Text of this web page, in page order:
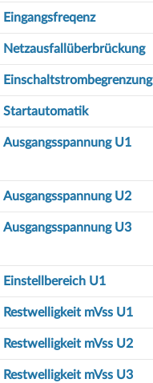
Eingangsfreqenz
Netzausfallüberbrückung
Einschaltstrombegrenzung
Startautomatik
Ausgangsspannung U1
Ausgangsspannung U2
Ausgangsspannung U3
Einstellbereich U1
Restwelligkeit mVss U1
Restwelligkeit mVss U2
Restwelligkeit mVss U3